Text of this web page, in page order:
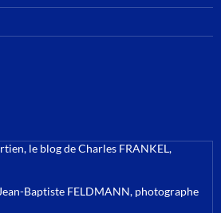
le blog de Charles FRANKEL,
Baptiste FELDMANN, photographe